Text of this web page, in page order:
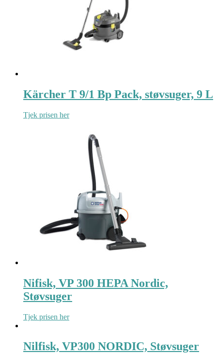
Kärcher T 9/1 Bp Pack, støvsuger, 9 L
Tjek prisen her
Nifisk, VP 300 HEPA Nordic,
Støvsuger
Tjek prisen her
Nilfisk, VP300 NORDIC, Støvsuger